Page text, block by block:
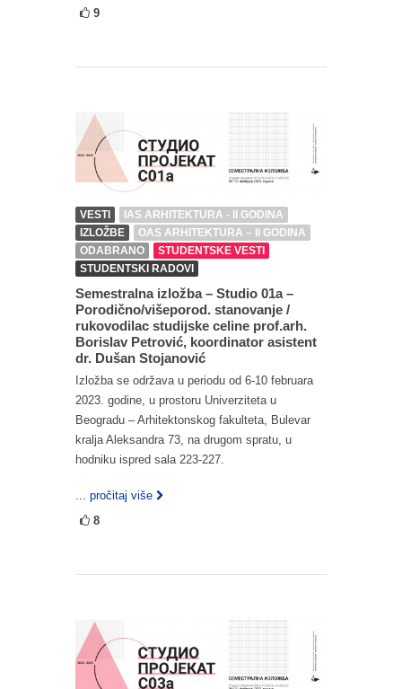
9
VESTI
IAS ARHITEKTURA - II GODINA
IZLOŽBE
OAS ARHITEKTURA – II GODINA
ODABRANO
STUDENTSKE VESTI
STUDENTSKI RADOVI
Semestralna izložba – Studio 01a –
Porodično/višeporod. stanovanje /
rukovodilac studijske celine prof.arh.
Borislav Petrović, koordinator asistent
dr. Dušan Stojanović
Izložba se održava u periodu od 6-10 februara
2023. godine, u prostoru Univerziteta u
Beogradu – Arhitektonskog fakulteta, Bulevar
kralja Aleksandra 73, na drugom spratu, u
hodniku ispred sala 223-227.
... pročitaj više
8